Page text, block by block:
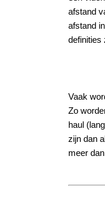
afstand
afstand
definities
Vaak
Zo
haul
zijn dan
meer